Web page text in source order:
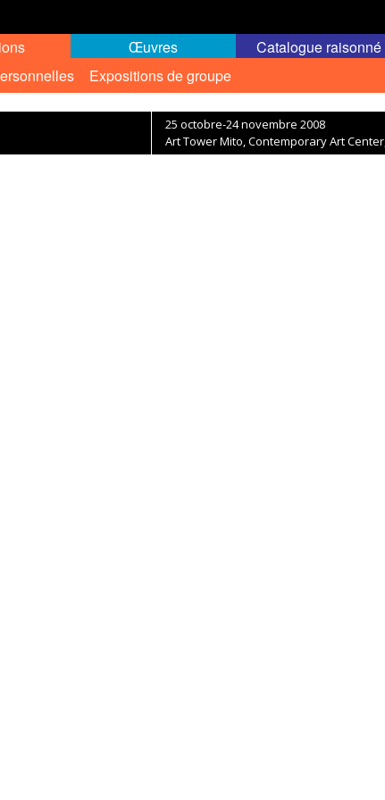
Expositions de groupe
Œuvres Catalogue raisonné
25 octobre-24 novembre 2008
Art Tower Mito, Contemporary Art